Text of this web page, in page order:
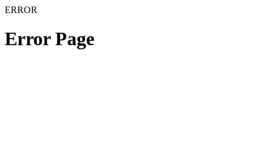
ERROR
Error Page